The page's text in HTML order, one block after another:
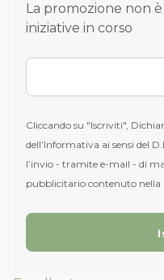
La promozione non
iniziative in corso
Cliccando su "Iscriviti",
dell’Informativa ai sensi del
l’invio - tramite e-mail - di
pubblicitario contenuto nella